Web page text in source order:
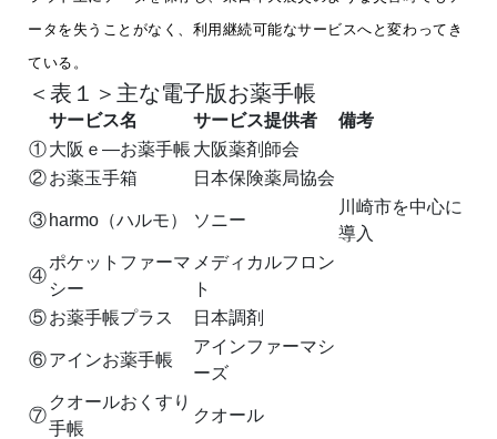
ータを失うことがなく、利用継続可能なサービスへと変わってき
ている。
＜表１＞主な電子版お薬手帳
サービス名 サービス提供者
備考
①大阪ｅ―お薬手帳 大阪薬剤師会
②お薬玉手箱 日本保険薬局協会
③ harmo（ハルモ） ソニー
川崎市を中心に
導入
④
ポケットファーマ
シー
メディカルフロン
ト
⑤お薬手帳プラス 日本調剤
⑥アインお薬手帳
アインファーマシ
ーズ
⑦
クオールおくすり
手帳
クオール